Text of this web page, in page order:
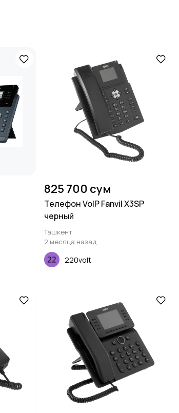
825 700 сум
Телефон VoIP Fanvil X3SP
черный
Ташкент
2 месяца назад
220volt